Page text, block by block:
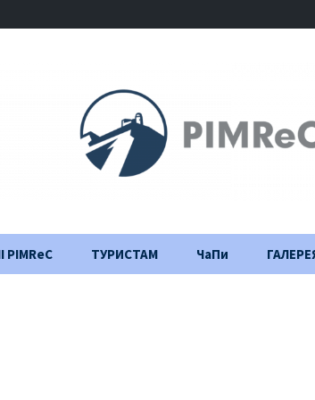
PIMReC ТУРИСТАМ ЧаПи